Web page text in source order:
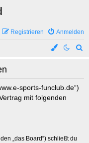
Anmelden
Registrieren
sports-funclub.de“)
mit folgenden
„das Board“) schließt du